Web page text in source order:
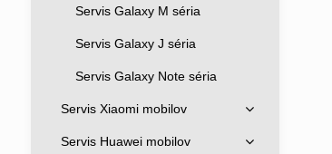
Servis Galaxy M séria
Servis Galaxy J séria
Servis Galaxy Note séria
Servis Xiaomi mobilov
Servis Huawei mobilov